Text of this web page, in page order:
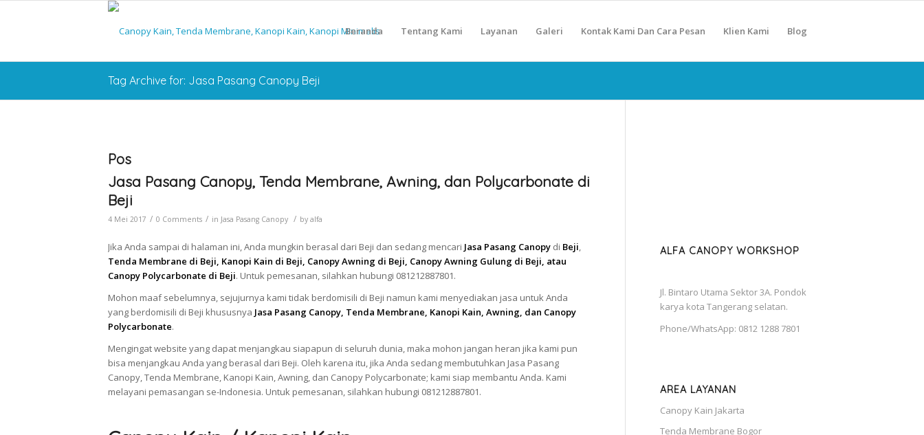
Beranda Tentang Kami Layanan Galeri Kontak Kami Dan Cara Pesan Klien Kami Blog
Tag Archive for: Jasa Pasang Canopy Beji
Pos
Jasa Pasang Canopy, Tenda Membrane, Awning, dan Polycarbonate di
Beji
4 Mei 2017 / 0 Comments / in Jasa Pasang Canopy / by alfa
Jika Anda sampai di halaman ini, Anda mungkin berasal dari Beji dan sedang mencari Jasa Pasang Canopy di Beji,
Tenda Membrane di Beji, Kanopi Kain di Beji, Canopy Awning di Beji, Canopy Awning Gulung di Beji, atau
Canopy Polycarbonate di Beji. Untuk pemesanan, silahkan hubungi 081212887801.
Mohon maaf sebelumnya, sejujurnya kami tidak berdomisili di Beji namun kami menyediakan jasa untuk Anda
yang berdomisili di Beji khususnya Jasa Pasang Canopy, Tenda Membrane, Kanopi Kain, Awning, dan Canopy
Polycarbonate.
Mengingat website yang dapat menjangkau siapapun di seluruh dunia, maka mohon jangan heran jika kami pun
bisa menjangkau Anda yang berasal dari Beji. Oleh karena itu, jika Anda sedang membutuhkan Jasa Pasang
Canopy, Tenda Membrane, Kanopi Kain, Awning, dan Canopy Polycarbonate; kami siap membantu Anda. Kami
melayani pemasangan se-Indonesia. Untuk pemesanan, silahkan hubungi 081212887801.
ALFA CANOPY WORKSHOP
Jl. Bintaro Utama Sektor 3A. Pondok
karya kota Tangerang selatan.
Phone/WhatsApp: 0812 1288 7801
AREA LAYANAN
Canopy Kain Jakarta
Tenda Membrane Bogor